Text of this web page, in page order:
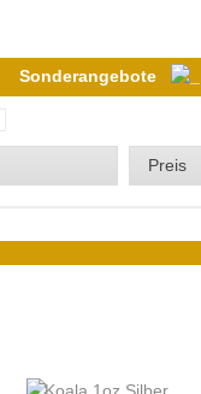
Sonderangebote
Preis